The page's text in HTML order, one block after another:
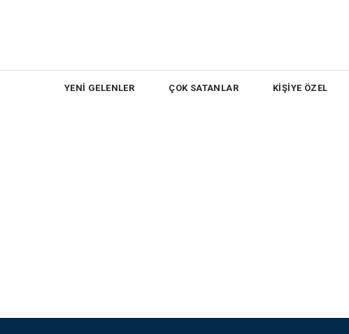
YENİ GELENLER ÇOK SATANLAR KİŞİYE ÖZEL